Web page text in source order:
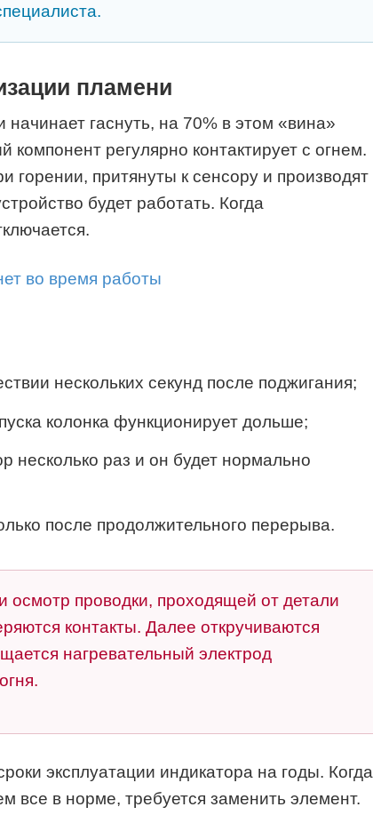
пламени
начинает гаснуть, на 70% в этом «вина»
регулярно контактирует с огнем.
притянуты к сенсору и производят
будет работать. Когда
нескольких секунд после поджигания;
колонка функционирует дольше;
несколько раз и он будет нормально
после продолжительного перерыва.
осмотр проводки, проходящей от детали
контакты. Далее откручиваются
нагревательный электрод
эксплуатации индикатора на годы. Когда
все в норме, требуется заменить элемент.